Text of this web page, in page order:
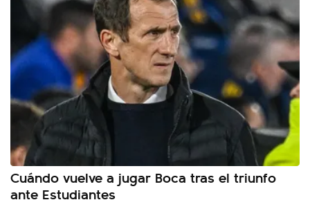
Cuándo vuelve a jugar Boca tras el triunfo
ante Estudiantes